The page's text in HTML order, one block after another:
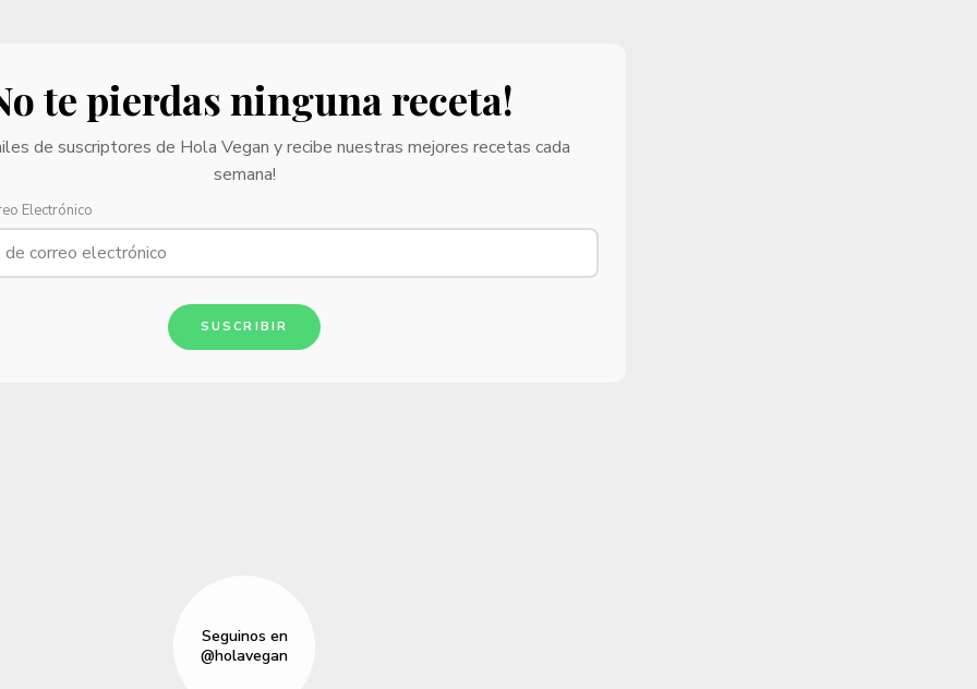
te pierdas ninguna receta!
de suscriptores de Hola Vegan y recibe nuestras mejores recetas cada
semana!
Electrónico
SUSCRIBIR
Seguinos en
@holavegan